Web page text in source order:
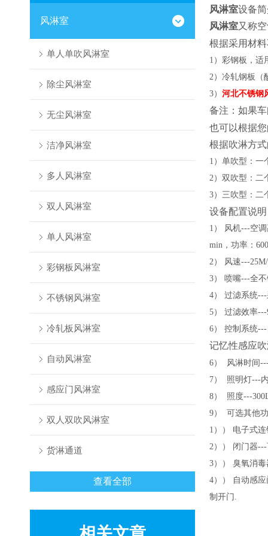
风淋室
单人单吹风淋室
除尘风淋室
无尘风淋室
洁净风淋室
多人风淋室
双人风淋室
单人风淋室
彩钢板风淋室
不锈钢风淋室
冷轧板风淋室
自动风淋室
感应门风淋室
双人双吹风淋室
货淋通道
查看全部
风淋室设备
风淋室又称
根据采用材
1 ）彩钢板，适
2）冷轧钢板（
3） 河北不锈钢
备注：如果
也可以根据
根据吹淋方
1 ）单吹型：一
2）双吹型：二
3）三吹型：二
设备配置说
1 ） 风机---空
min ，功率：
2） 风速---
3） 喷嘴---全
4） 过滤系统---
5） 过滤效率---
6） 控制系统---
记忆性感应
6） 风淋时间
7）
照明灯---
8）
照度---
9）
可选其他
1）） 电子式连
2）） 闭门器---
3）） 臭氧消毒
4））
自动感
制开门 .